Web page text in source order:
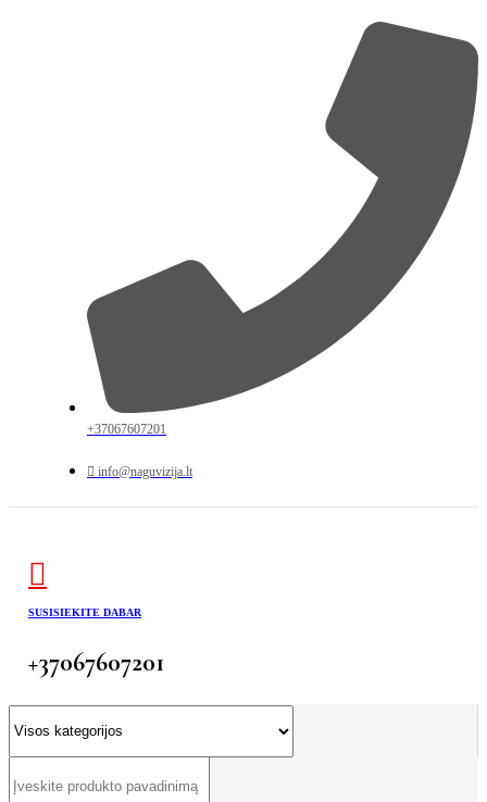
+37067607201
info@naguvizija.lt
SUSISIEKITE DABAR
+37067607201